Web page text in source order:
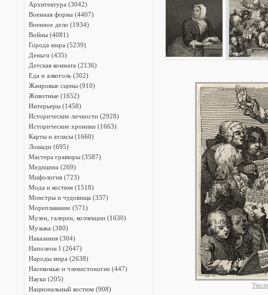
Архитектура (3042)
Военная форма (4407)
Военное дело (1934)
Войны (4081)
Города мира (5239)
Деньги (435)
Детская комната (2136)
Еда и алкоголь (302)
Жанровые сцены (910)
Животные (1652)
Интерьеры (1458)
Исторические личности (2928)
Исторические хроники (1663)
Карты и атласы (1660)
Лошади (695)
Мастера гравюры (3587)
Медицина (269)
Мифология (723)
Мода и костюм (1518)
Монстры и чудовища (337)
Мореплавание (571)
Музеи, галереи, коллекции (1630)
Музыка (380)
Наказания (304)
Наполеон I (2647)
Народы мира (2638)
Насекомые и членистоногие (447)
Науки (205)
Национальный костюм (908)